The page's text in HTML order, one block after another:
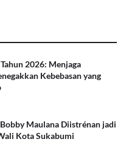
2026: Menjaga
Kebebasan yang
Maulana Diistrénan jadi
Kota Sukabumi